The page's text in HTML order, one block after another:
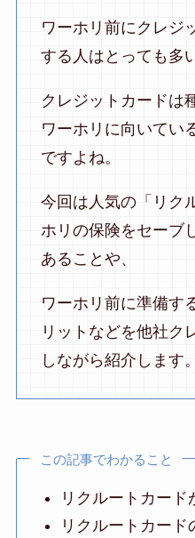
ワーホリ前にクレジ
する人はとっても多
クレジットカードは
ワーホリに向いてい
ですよね。
今回は人気の「リク
ホリの保険をセーブ
あることや、
ワーホリ前に準備す
リットなどを他社ク
しながら紹介します。
この記事でわかること
リクルートカード
リクルートカー